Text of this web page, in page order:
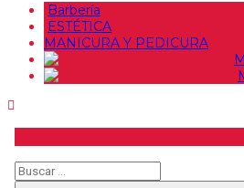
Barbería
ESTÉTICA
MANICURA Y PEDICURA
Buscar